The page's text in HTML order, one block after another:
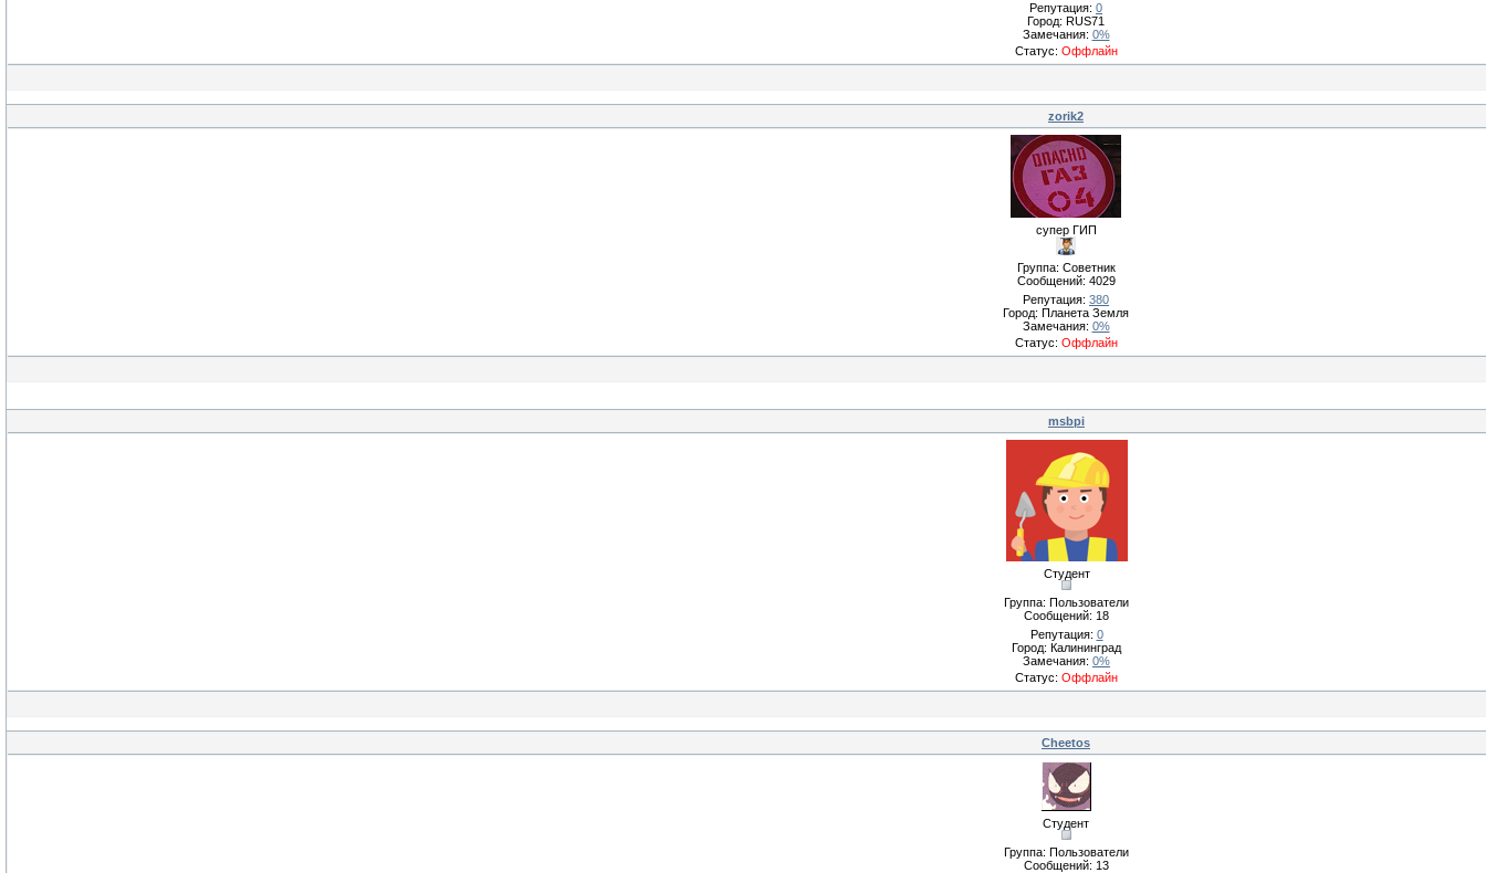
Репутация: 0
Город: RUS71
Замечания: 0%
Статус: Оффлайн
zorik2
супер ГИП
Группа: Советник
Сообщений: 4029
Репутация: 380
Город: Планета Земля
Замечания: 0%
Статус: Оффлайн
msbpi
Студент
Группа: Пользователи
Сообщений: 18
Репутация: 0
Город: Калининград
Замечания: 0%
Статус: Оффлайн
Cheetos
Студент
Группа: Пользователи
Сообщений: 13